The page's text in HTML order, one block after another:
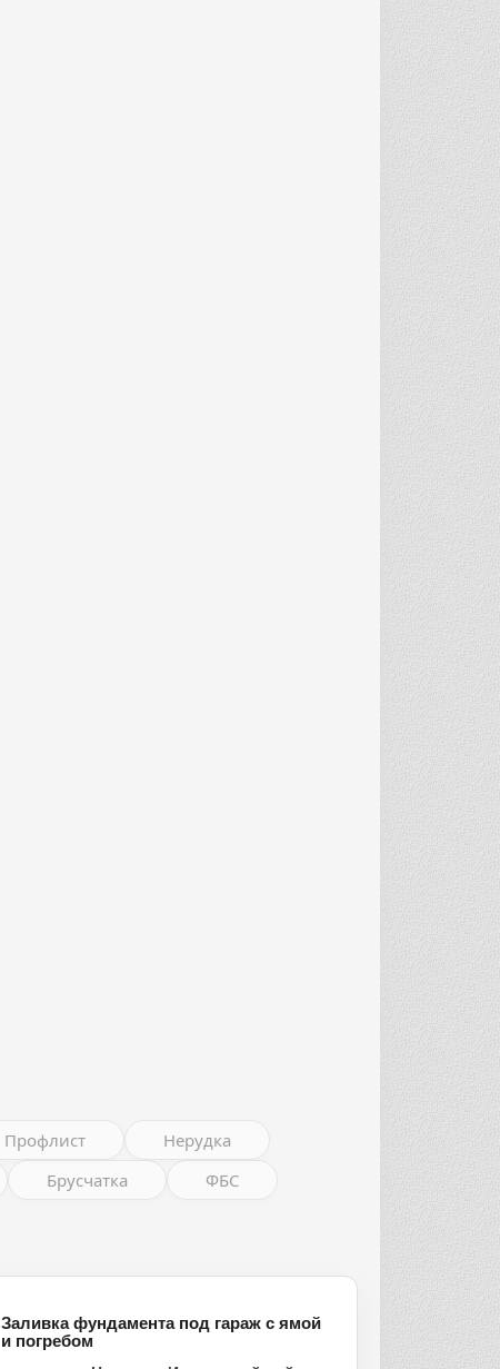
Профлист
Нерудка
Брусчатка
ФБС
Заливка фундамента под гараж с ямой
и погребом